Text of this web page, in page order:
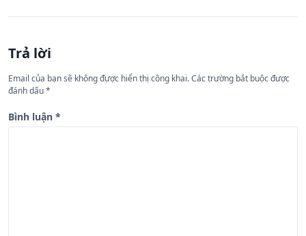
n
b
à
i
Trả lời
Email của bạn sẽ không được hiển thị công khai.Các trường bắt buộc được
đánh dấu*
Bình luận *